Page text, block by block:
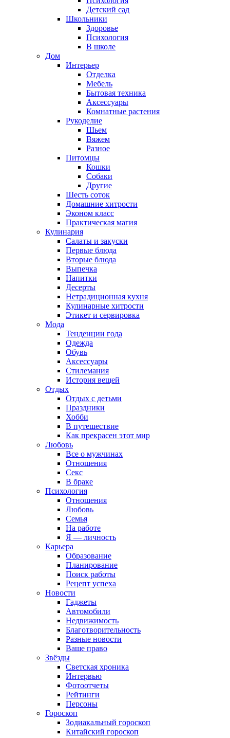
Детский сад
Школьники
Здоровье
Психология
В школе
Дом
Интерьер
Отделка
Мебель
Бытовая техника
Аксессуары
Комнатные растения
Рукоделие
Шьем
Вяжем
Разное
Питомцы
Кошки
Собаки
Другие
Шесть соток
Домашние хитрости
Эконом класс
Практическая магия
Кулинария
Салаты и закуски
Первые блюда
Вторые блюда
Выпечка
Напитки
Десерты
Нетрадиционная кухня
Кулинарные хитрости
Этикет и сервировка
Мода
Тенденции года
Одежда
Обувь
Аксессуары
Стилемания
История вещей
Отдых
Отдых с детьми
Праздники
Хобби
В путешествие
Как прекрасен этот мир
Любовь
Все о мужчинах
Отношения
Секс
В браке
Психология
Отношения
Любовь
Семья
На работе
Я — личность
Карьера
Образование
Планирование
Поиск работы
Рецепт успеха
Новости
Гаджеты
Автомобили
Недвижимость
Благотворительность
Разные новости
Ваше право
Звёзды
Светская хроника
Интервью
Фотоотчеты
Рейтинги
Персоны
Гороскоп
Зодиакальный гороскоп
Китайский гороскоп